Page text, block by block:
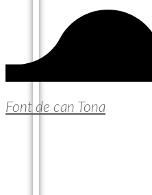
Font de can Tona